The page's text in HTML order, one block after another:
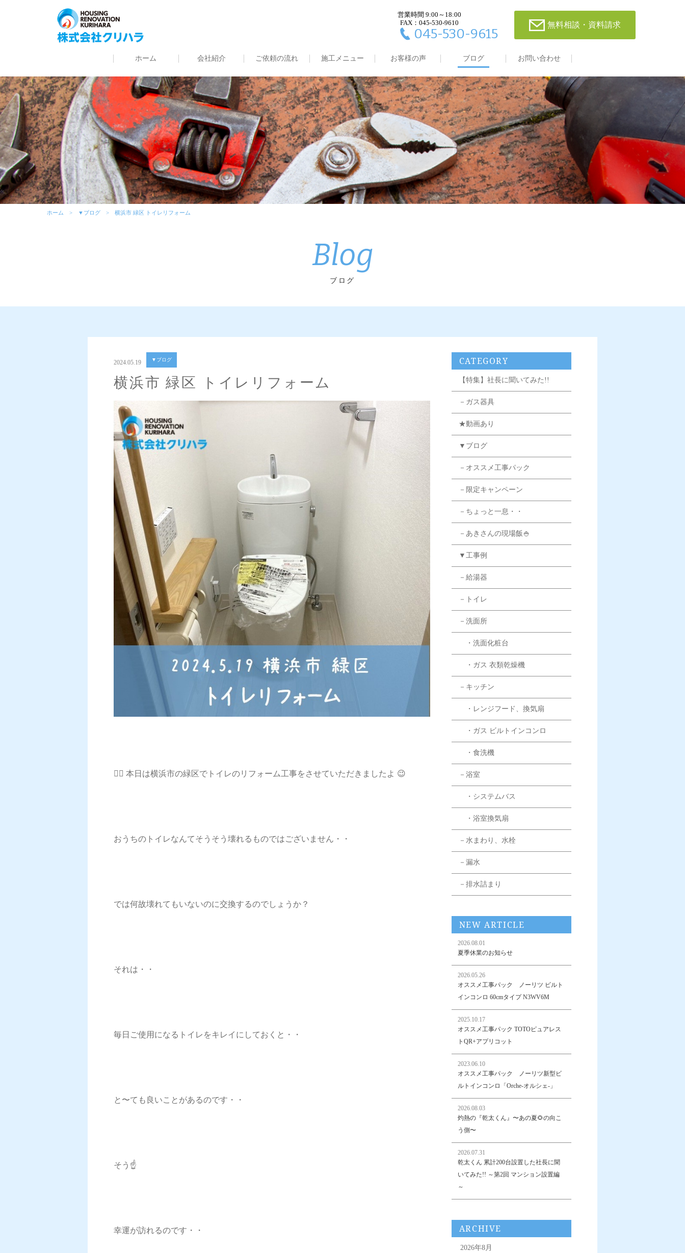
営業時間 9:00～18:00
FAX：045-530-9610
045-530-9615
無料相談・資料請求
ホーム 会社紹介 ご依頼の流れ 施工メニュー お客様の声 ブログ お問い合わせ
ホーム ▼ブログ 横浜市 緑区 トイレリフォーム
Blog
ブログ
2024.05.19 ▼ブログ
横浜市 緑区 トイレリフォーム
💁‍♀️ 本日は横浜市の緑区でトイレのリフォーム工事をさせていただきましたよ 😉
おうちのトイレなんてそうそう壊れるものではございません・・
では何故壊れてもいないのに交換するのでしょうか？
それは・・
毎日ご使用になるトイレをキレイにしておくと・・
と〜ても良いことがあるのです・・
そう☝️
幸運が訪れるのです・・
CATEGORY
【特集】社長に聞いてみた!!
－ガス器具
★動画あり
▼ブログ
－オススメ工事パック
－限定キャンペーン
－ちょっと一息・・
－あきさんの現場飯🍚
▼工事例
－給湯器
－トイレ
－洗面所
・洗面化粧台
・ガス 衣類乾燥機
－キッチン
・レンジフード、換気扇
・ガス ビルトインコンロ
・食洗機
－浴室
・システムバス
・浴室換気扇
－水まわり、水栓
－漏水
－排水詰まり
NEW ARTICLE
2026.08.01
夏季休業のお知らせ
2026.05.26
オススメ工事パック ノーリツ ビルト
インコンロ 60cmタイプ N3WV6M
2025.10.17
オススメ工事パック TOTOピュアレス
トQR+アプリコット
2023.06.10
オススメ工事パック ノーリツ新型ビ
ルトインコンロ「Orche-オルシェ-」
2026.08.03
灼熱の『乾太くん』〜あの夏🌻の向こ
う側〜
2026.07.31
乾太くん 累計200台設置した社長に聞
いてみた!! ～第2回 マンション設置編
～
ARCHIVE
2026年8月